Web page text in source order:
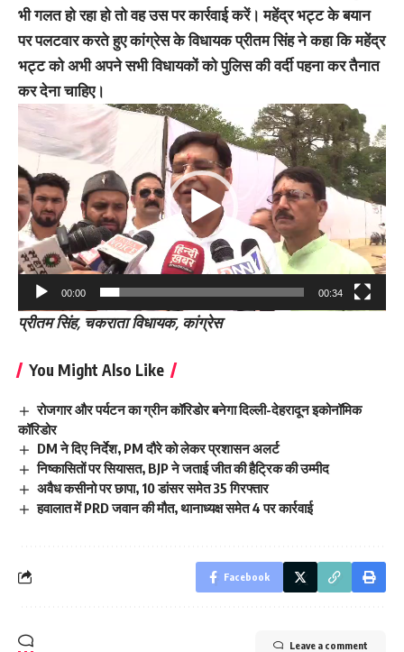
भी गलत हो रहा हो तो वह उस पर कार्रवाई करें। महेंद्र भट्ट के बयान
पर पलटवार करते हुए कांग्रेस के विधायक प्रीतम सिंह ने कहा कि महेंद्र
भट्ट को अभी अपने सभी विधायकों को पुलिस की वर्दी पहना कर तैनात
कर देना चाहिए।
Video
Player
00:00 00:34
प्रीतम सिंह, चकराता विधायक, कांग्रेस
You Might Also Like
रोजगार और पर्यटन का ग्रीन कॉरिडोर बनेगा दिल्ली-देहरादून इकोनॉमिक
कॉरिडोर
DM ने दिए निर्देश, PM दौरे को लेकर प्रशासन अलर्ट
निष्कासितों पर सियासत, BJP ने जताई जीत की हैट्रिक की उम्मीद
अवैध कसीनो पर छापा, 10 डांसर समेत 35 गिरफ्तार
हवालात में PRD जवान की मौत, थानाध्यक्ष समेत 4 पर कार्रवाई
Facebook
Leave a comment